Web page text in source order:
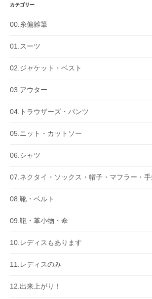
カテゴリー
00.糸偏雑筆
01.スーツ
02.ジャケット・ベスト
03.アウター
04.トラウザーズ・パンツ
05.ニット・カットソー
06.シャツ
07.ネクタイ・ソックス・帽子・マフラー・
08.靴・ベルト
09.鞄・革小物・傘
10.レディスもあります
11.レディスのみ
12.出来上がり！